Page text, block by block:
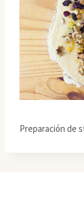
Preparación de